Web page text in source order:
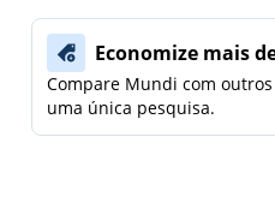
Economize mais
Compare Mundi com
uma única pesquisa.